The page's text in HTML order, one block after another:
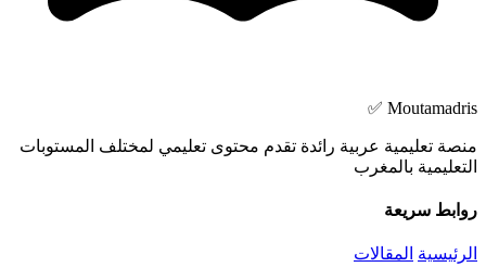
Moutamadris ✅
منصة تعليمية عربية رائدة تقدم محتوى تعليمي لمختلف المستوبات
التعليمية بالمغرب
روابط سريعة
الرئيسية المقالات